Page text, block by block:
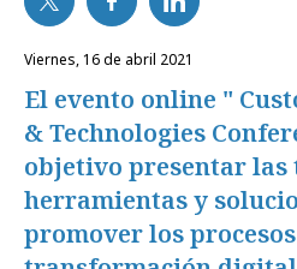
viernes, 16 de abril 2021
El evento online "
& Technologies
objetivo presentar las
herramientas y
promover los